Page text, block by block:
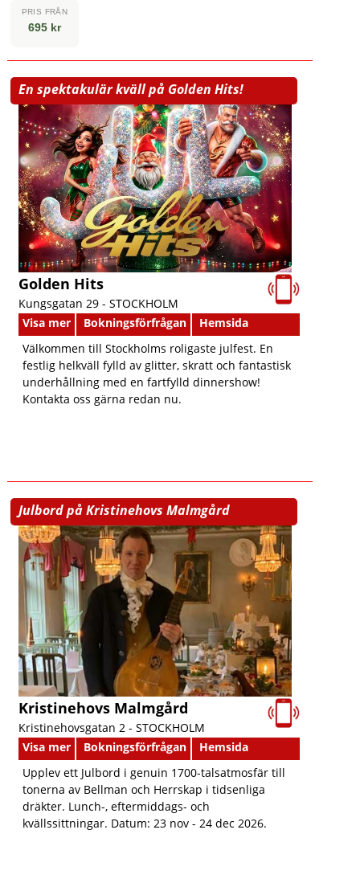
PRIS FRÅN
695 kr
En spektakulär kväll på Golden Hits!
Golden Hits
Kungsgatan 29 - STOCKHOLM
Visa mer
Bokningsförfrågan
Hemsida
Välkommen till Stockholms roligaste julfest. En
festlig helkväll fylld av glitter, skratt och fantastisk
underhållning med en fartfylld dinnershow!
Kontakta oss gärna redan nu.
Julbord på Kristinehovs Malmgård
Kristinehovs Malmgård
Kristinehovsgatan 2 - STOCKHOLM
Visa mer
Bokningsförfrågan
Hemsida
Upplev ett Julbord i genuin 1700-talsatmosfär till
tonerna av Bellman och Herrskap i tidsenliga
dräkter. Lunch-, eftermiddags- och
kvällssittningar. Datum: 23 nov - 24 dec 2026.